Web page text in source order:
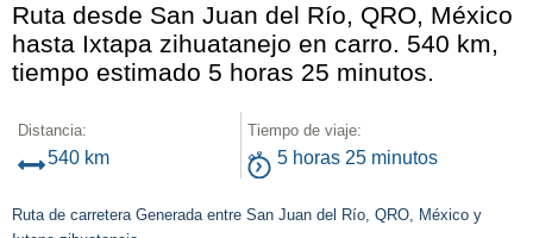
Ruta desde San Juan del Río, QRO, México
hasta Ixtapa zihuatanejo en carro. 540 km,
tiempo estimado 5 horas 25 minutos.
Distancia:
540 km
Tiempo de viaje:
5 horas 25 minutos
Ruta de carretera Generada entre San Juan del Río, QRO, México y